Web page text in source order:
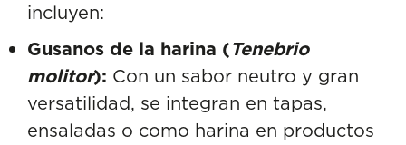
incluyen:
Gusanos de la harina (Tenebrio
molitor): Con un sabor neutro y gran
versatilidad, se integran en tapas,
ensaladas o como harina en productos